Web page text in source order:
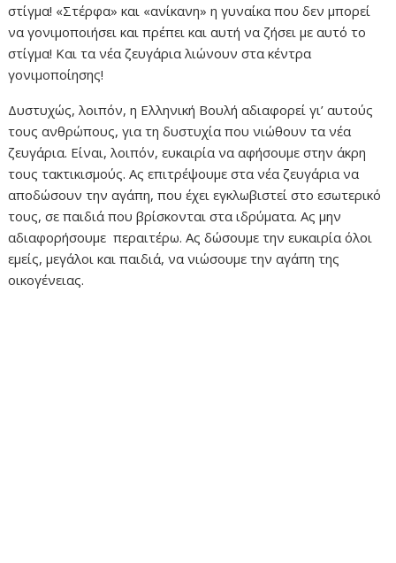
στίγμα! «Στέρφα» και «ανίκανη» η γυναίκα που δεν μπορεί
να γονιμοποιήσει και πρέπει και αυτή να ζήσει με αυτό το
στίγμα! Και τα νέα ζευγάρια λιώνουν στα κέντρα
γονιμοποίησης!
Δυστυχώς, λοιπόν, η Ελληνική Βουλή αδιαφορεί γι’ αυτούς
τους ανθρώπους, για τη δυστυχία που νιώθουν τα νέα
ζευγάρια. Είναι, λοιπόν, ευκαιρία να αφήσουμε στην άκρη
τους τακτικισμούς. Ας επιτρέψουμε στα νέα ζευγάρια να
αποδώσουν την αγάπη, που έχει εγκλωβιστεί στο εσωτερικό
τους, σε παιδιά που βρίσκονται στα ιδρύματα. Ας μην
αδιαφορήσουμε περαιτέρω. Ας δώσουμε την ευκαιρία όλοι
εμείς, μεγάλοι και παιδιά, να νιώσουμε την αγάπη της
οικογένειας.